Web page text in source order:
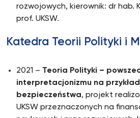
rozwojowych, kierownik: dr hab.
prof. UKSW.
Katedra Teorii Polityki i
2021 – Teoria Polityki –
interpretacjonizmu na
bezpieczeństwa, projekt
UKSW przeznaczonych na